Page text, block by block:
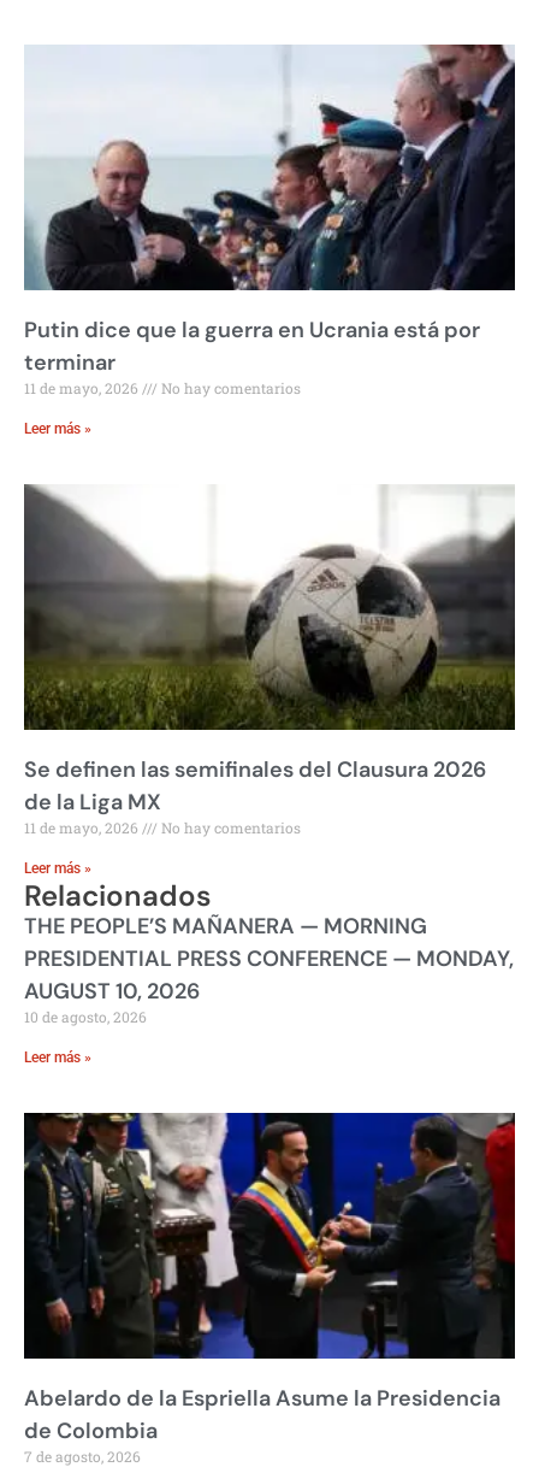
Putin dice que la guerra en Ucrania está por
terminar
11 de mayo, 2026 No hay comentarios
Leer más »
Se definen las semifinales del Clausura 2026
de la Liga MX
11 de mayo, 2026 No hay comentarios
Leer más »
Relacionados
THE PEOPLE’S MAÑANERA — MORNING
PRESIDENTIAL PRESS CONFERENCE — MONDAY,
AUGUST 10, 2026
10 de agosto, 2026
Leer más »
Abelardo de la Espriella Asume la Presidencia
de Colombia
7 de agosto, 2026